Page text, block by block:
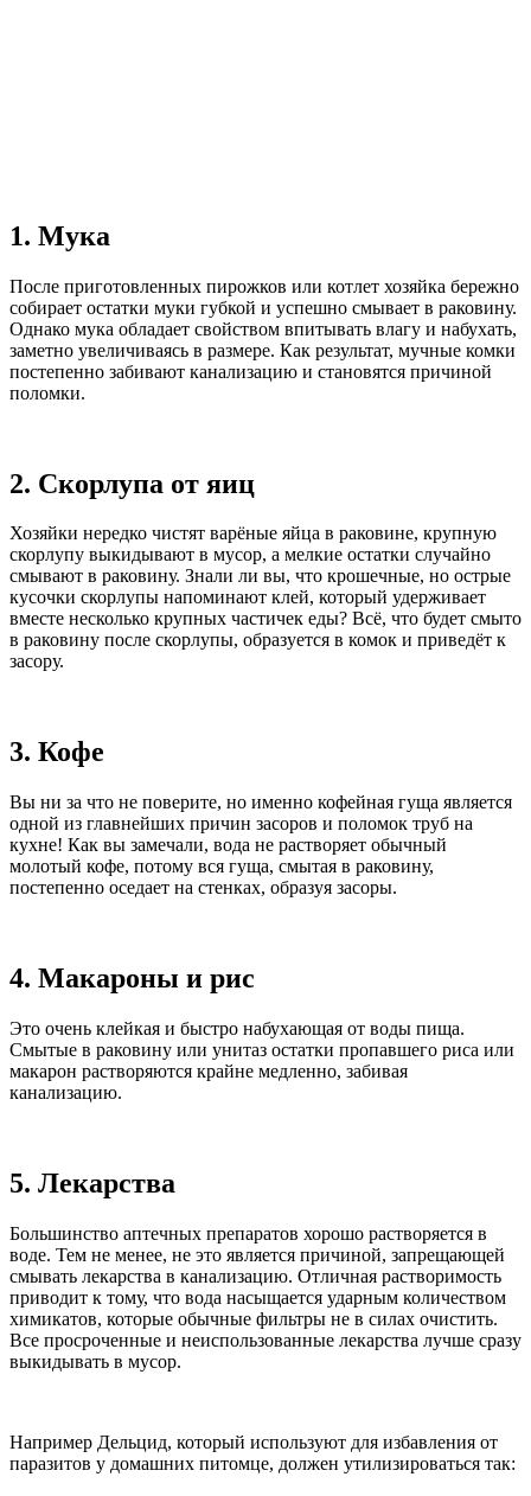
1. Мука
После приготовленных пирожков или котлет хозяйка бережно
собирает остатки муки губкой и успешно смывает в раковину.
Однако мука обладает свойством впитывать влагу и набухать,
заметно увеличиваясь в размере. Как результат, мучные комки
постепенно забивают канализацию и становятся причиной
поломки.
2. Скорлупа от яиц
Хозяйки нередко чистят варёные яйца в раковине, крупную
скорлупу выкидывают в мусор, а мелкие остатки случайно
смывают в раковину. Знали ли вы, что крошечные, но острые
кусочки скорлупы напоминают клей, который удерживает
вместе несколько крупных частичек еды? Всё, что будет смыто
в раковину после скорлупы, образуется в комок и приведёт к
засору.
3. Кофе
Вы ни за что не поверите, но именно кофейная гуща является
одной из главнейших причин засоров и поломок труб на
кухне! Как вы замечали, вода не растворяет обычный
молотый кофе, потому вся гуща, смытая в раковину,
постепенно оседает на стенках, образуя засоры.
4. Макароны и рис
Это очень клейкая и быстро набухающая от воды пища.
Смытые в раковину или унитаз остатки пропавшего риса или
макарон растворяются крайне медленно, забивая
канализацию.
5. Лекарства
Большинство аптечных препаратов хорошо растворяется в
воде. Тем не менее, не это является причиной, запрещающей
смывать лекарства в канализацию. Отличная растворимость
приводит к тому, что вода насыщается ударным количеством
химикатов, которые обычные фильтры не в силах очистить.
Все просроченные и неиспользованные лекарства лучше сразу
выкидывать в мусор.
Например Дельцид, который используют для избавления от
паразитов у домашних питомце, должен утилизироваться так: